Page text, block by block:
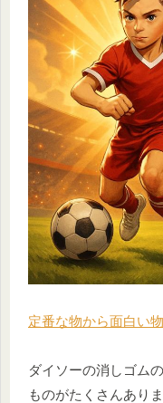
定番な物から面白い
ダイソーの消しゴム
ものがたくさんあり